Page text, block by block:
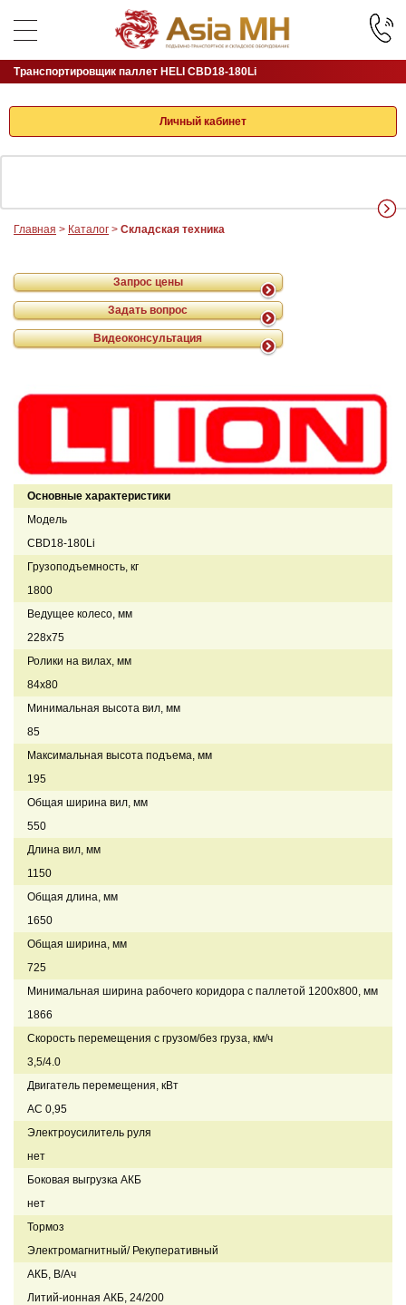
Личный кабинет
Главная > Каталог > Складская техника
Транспортировщик паллет HELI CBD18-180Li
Запрос цены
Задать вопрос
Видеоконсультация
Основные характеристики
Модель
CBD18-180Li
Грузоподъемность, кг
1800
Ведущее колесо, мм
228х75
Ролики на вилах, мм
84х80
Минимальная высота вил, мм
85
Максимальная высота подъема, мм
195
Общая ширина вил, мм
550
Длина вил, мм
1150
Общая длина, мм
1650
Общая ширина, мм
725
Минимальная ширина рабочего коридора с паллетой 1200х800, мм
1866
Скорость перемещения с грузом/без груза, км/ч
3,5/4.0
Двигатель перемещения, кВт
AC 0,95
Электроусилитель руля
нет
Боковая выгрузка АКБ
нет
Тормоз
Электромагнитный/ Рекуперативный
АКБ, В/Ач
Литий-ионная АКБ, 24/200